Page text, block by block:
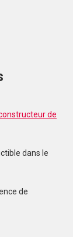
de
dans le
de